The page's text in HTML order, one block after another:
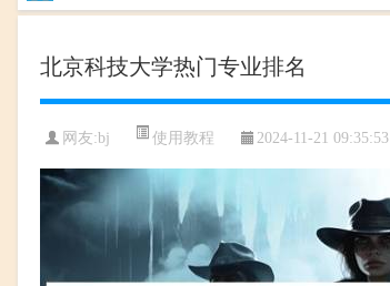
北京科技大学热门专业排名
网友:bj 使用教程 2024-11-21 09:35:53